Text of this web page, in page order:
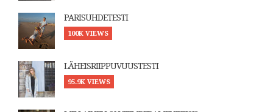
PARISUHDETESTI
100K VIEWS
LÄHEISRIIPPUVUUSTESTI
95.9K VIEWS